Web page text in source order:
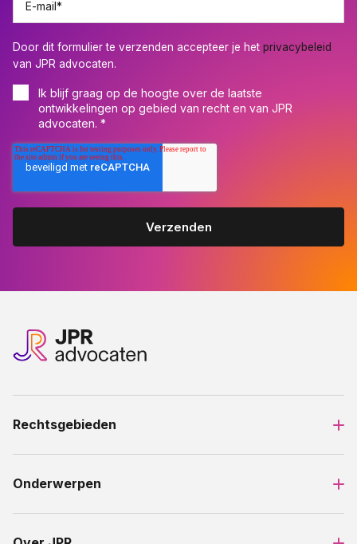
E-mail*
Door dit formulier te verzenden accepteer je het privacybeleid
van JPR advocaten.
Ik blijf graag op de hoogte over de laatste
ontwikkelingen op gebied van recht en van JPR
advocaten. *
Rechtsgebieden
Onderwerpen